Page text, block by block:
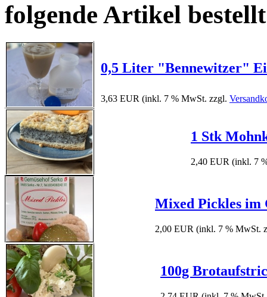
folgende Artikel
0,5 Liter "Bennewitzer"
3,63 EUR (inkl. 7 % MwSt. zzgl.
1 Stk
2,40 EUR (inkl. 7
Mixed Pickles im
2,00 EUR (inkl. 7 % MwSt.
100g